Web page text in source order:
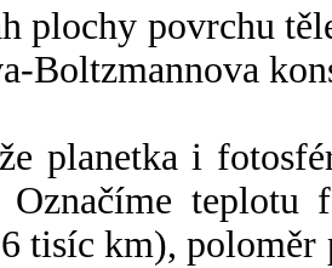
plochy povrchu
Boltzmannova
planetka i
Označíme
tisíc km),